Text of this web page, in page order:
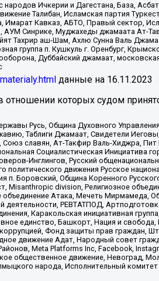
Ичкерии и Дагестана, База,
Талибан, Исламская партия
Кавказ, АБТО, Правый сектор,
АУМ Синрике, Муджахеды джамаата Ат-
Тахрир аш-Шам, Ахлю Сунна Валь
группа п. Кушкуль г. Оренбург,
Дуббайский джамаат,
данные на 16.11.2023
которых судом
Русь, Община Духовного
Таблиги Джамаат, Свидетели
славян, Ат-Такфир Валь-Хиджра, Пит
Социалистическая Инициатива
Инглингов, Русский
движения Русское
п. Боровский, Община Коренного
division, Религиозное
объединение Атака, Мечеть
РЕВТАТПОД,
Каракольская инициативная
единство, Башкорт, Нация и
Фонд защиты прав граждан,
движение Адат, Народный совет
Meta Platforms Inc, Facebook,
общественное движение, Невоград,
народа, Исполнительный